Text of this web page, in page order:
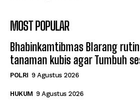
MOST POPULAR
Bhabinkamtibmas Blarang
tanaman kubis agar Tumbuh
POLRI 9 Agustus 2026
HUKUM 9 Agustus 2026